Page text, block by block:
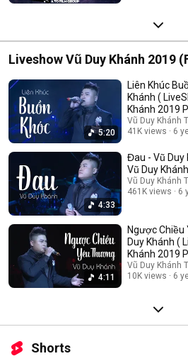
Liveshow Vũ Duy Khánh 2019
Đạt G , Dương Hoàng Yến
5:20
Liên Khúc
Khánh (
Khánh 2019
Vũ Duy Khánh
41K views
6
4:33
Đau - Vũ Duy
Vũ Duy
Vũ Duy Khánh
461K views
6
4:11
Ngược Chiều
Duy Khánh ( LiveShow Vũ Duy
Khánh 2019
Vũ Duy Khánh
10K views
6
Shorts